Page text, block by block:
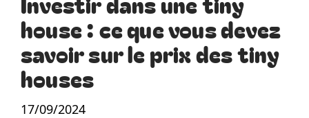
house : ce que vous devez
savoir sur le prix des tiny
houses
17/09/2024